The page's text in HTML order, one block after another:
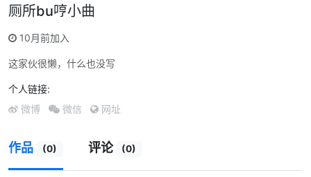
厕所bu哼小曲
10月前加入
这家伙很懒，什么也没写
个人链接:
微博 微信 网址
作品 (0) 评论 (0)